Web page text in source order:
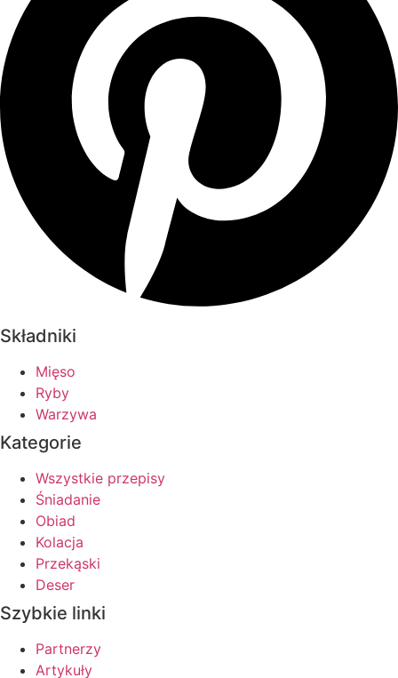
Składniki
Mięso
Ryby
Warzywa
Kategorie
Wszystkie przepisy
Śniadanie
Obiad
Kolacja
Przekąski
Deser
Szybkie linki
Partnerzy
Artykuły